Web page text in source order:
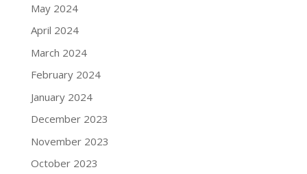
May 2024
April 2024
March 2024
February 2024
January 2024
December 2023
November 2023
October 2023